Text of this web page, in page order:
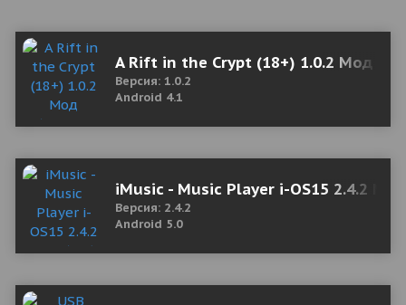
A Rift in the Crypt (18+) 1.0.2 Мод
Версия: 1.0.2
Android 4.1
iMusic - Music Player i-OS15 2.4.2
Версия: 2.4.2
Android 5.0